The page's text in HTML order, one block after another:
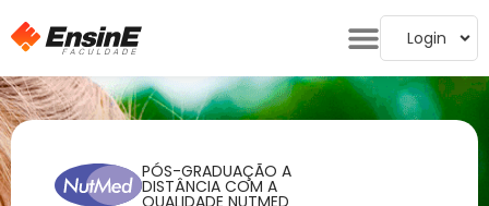
Login
PÓS-GRADUAÇÃO A
DISTÂNCIA COM A
QUALIDADE NUTMED